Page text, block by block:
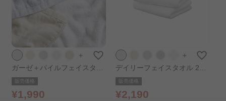
＋
ガーゼ＋パイルフェイスタオ
ル 2枚セット ホワイト
販売価格
¥1,990
＋
デイリーフェイスタオル 2枚
セット ホワイト
販売価格
¥2,190